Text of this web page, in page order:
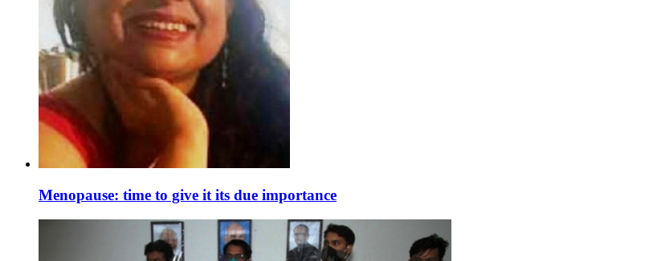
Menopause: time to give it its due importance